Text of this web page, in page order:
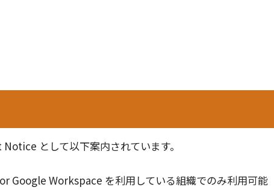
として以下案内されています。
Google Workspace を利用している組織でのみ利用可能